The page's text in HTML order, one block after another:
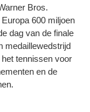
Bros.
600 miljoen
dag van de finale
medaillewedstrijd
tennissen voor
en de